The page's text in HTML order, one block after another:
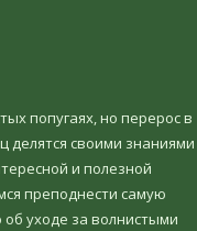
попугаях, но перерос в
делятся своими знаниями
и полезной
преподнести самую
уходе за волнистыми